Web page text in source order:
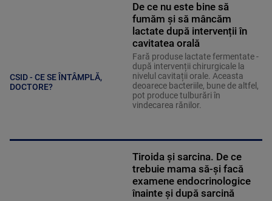
CSID - CE SE ÎNTÂMPLĂ,
DOCTORE?
De ce nu este bine să
fumăm și să mâncăm
lactate după intervenții în
cavitatea orală
Fară produse lactate fermentate -
după intervenții chirurgicale la
nivelul cavitații orale. Aceasta
deoarece bacteriile, bune de altfel,
pot produce tulburări în
vindecarea rănilor.
Tiroida și sarcina. De ce
trebuie mama să-și facă
examene endocrinologice
înainte și după sarcină